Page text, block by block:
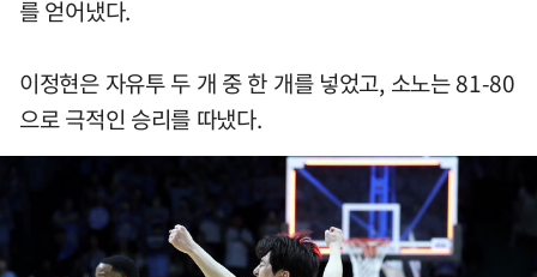
를 얻어냈다.
이정현은 자유투 두 개 중 한 개를 넣었고, 소노는 81-80
으로 극적인 승리를 따냈다.